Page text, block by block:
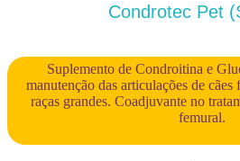
Condrotec Pet
Suplemento de Condroitina e
manutenção das articulações de
raças grandes. Coadjuvante no
femural.